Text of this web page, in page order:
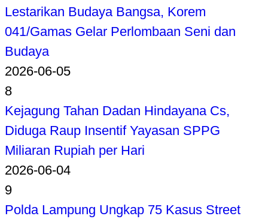
Lestarikan Budaya Bangsa, Korem
041/Gamas Gelar Perlombaan Seni dan
Budaya
2026-06-05
8
Kejagung Tahan Dadan Hindayana Cs,
Diduga Raup Insentif Yayasan SPPG
Miliaran Rupiah per Hari
2026-06-04
9
Polda Lampung Ungkap 75 Kasus Street